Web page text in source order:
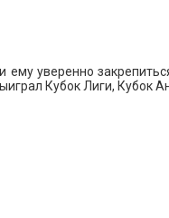
уверенно
Кубок Лиги, Кубок